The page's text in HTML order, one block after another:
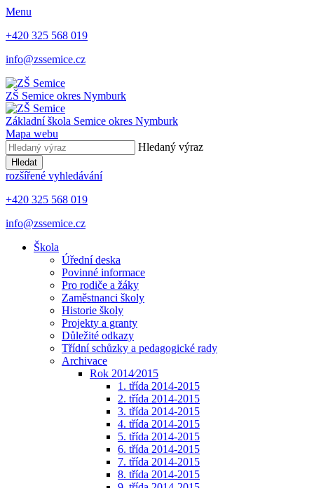
Menu
+420 325 568 019
info@zssemice.cz
ZŠ Semice okres Nymburk
Základní škola Semice okres Nymburk
Mapa webu
Hledaný výraz
Hledat
rozšířené vyhledávání
+420 325 568 019
info@zssemice.cz
Škola
Úřední deska
Povinné informace
Pro rodiče a žáky
Zaměstnanci školy
Historie školy
Projekty a granty
Důležité odkazy
Třídní schůzky a pedagogické rady
Archivace
Rok 2014⁄2015
1. třída 2014-2015
2. třída 2014-2015
3. třída 2014-2015
4. třída 2014-2015
5. třída 2014-2015
6. třída 2014-2015
7. třída 2014-2015
8. třída 2014-2015